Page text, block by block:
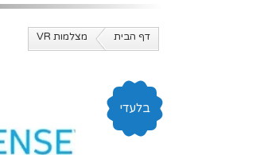
דף הבית מצלמות VR
בלעדי